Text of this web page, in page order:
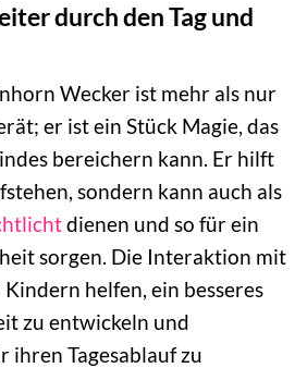
durch den Tag und
Wecker ist mehr als nur
er ist ein Stück Magie, das
bereichern kann. Er hilft
sondern kann auch als
dienen und so für ein
sorgen. Die Interaktion mit
helfen, ein besseres
zu entwickeln und
Tagesablauf zu